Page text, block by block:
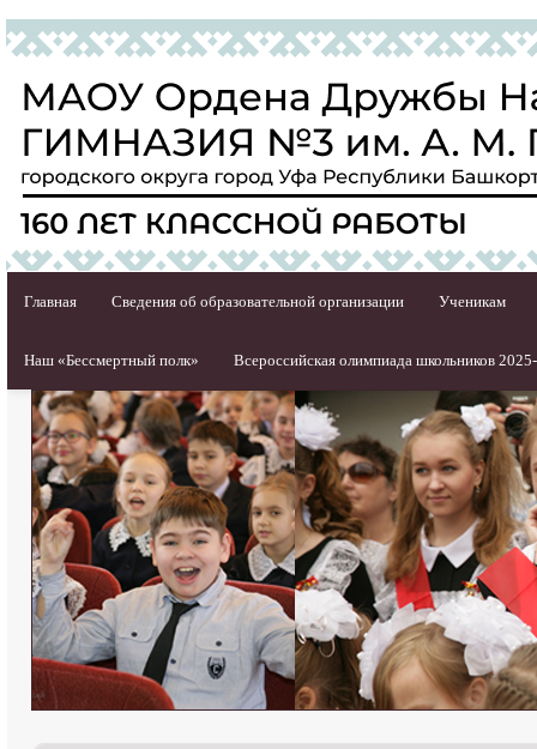
Главная Сведения об образовательной организации Ученикам
Наш «Бессмертный полк» Всероссийская олимпиада школьников